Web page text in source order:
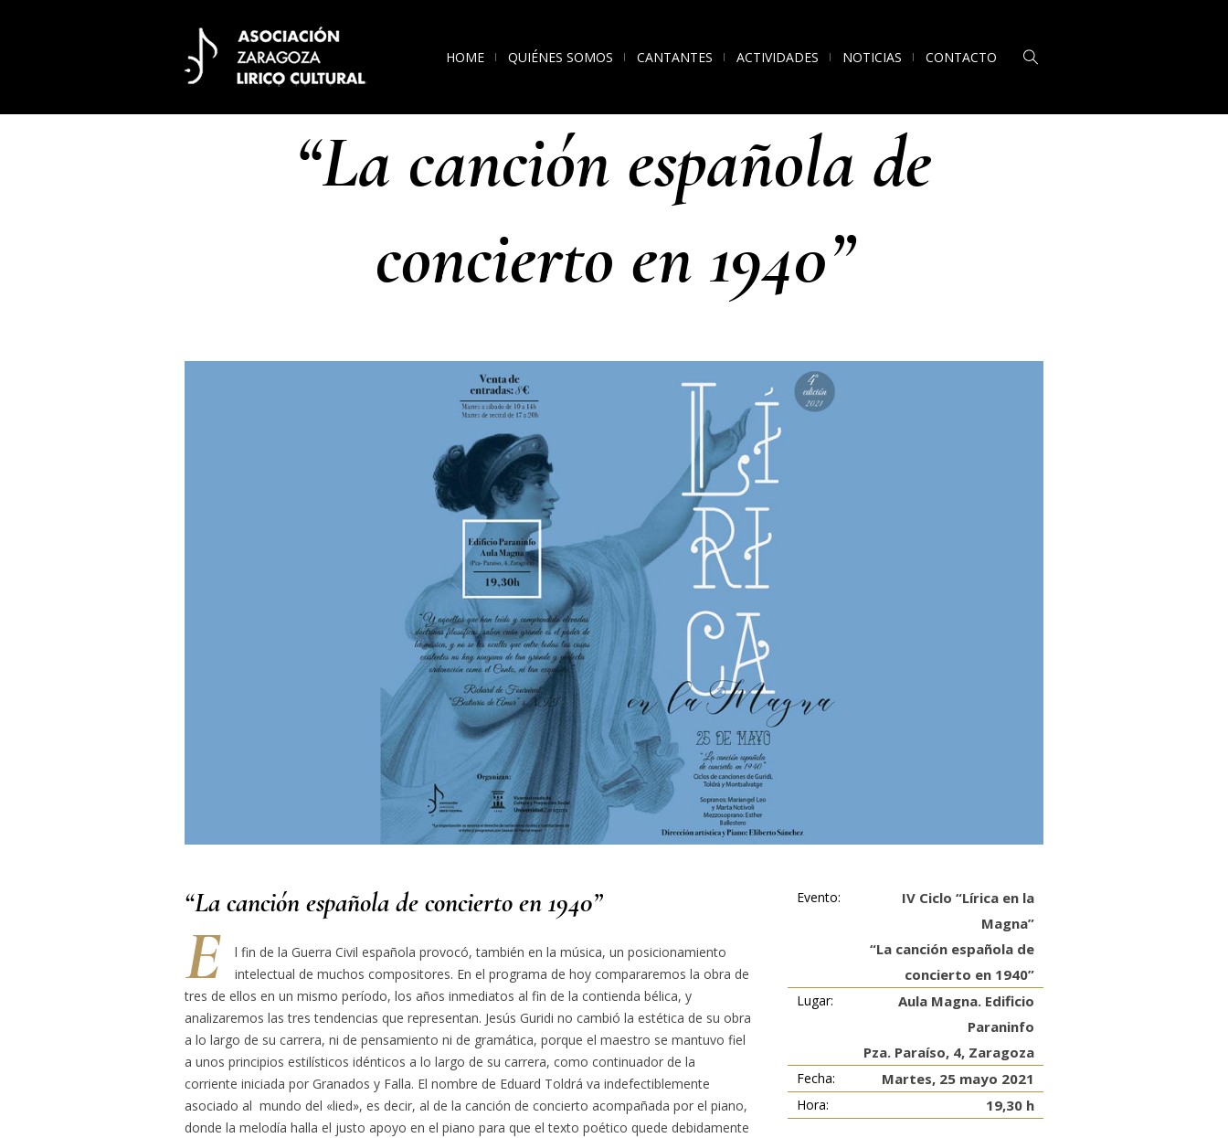
HOME QUIÉNES SOMOS CANTANTES ACTIVIDADES NOTICIAS CONTACTO
“La canción española de
concierto en 1940”
“La canción española de concierto en 1940”
E
l fin de la Guerra Civil española provocó, también en la música, un posicionamiento
intelectual de muchos compositores. En el programa de hoy compararemos la obra de
tres de ellos en un mismo período, los años inmediatos al fin de la contienda bélica, y
analizaremos las tres tendencias que representan. Jesús Guridi no cambió la estética de su obra
a lo largo de su carrera, ni de pensamiento ni de gramática, porque el maestro se mantuvo fiel
a unos principios estilísticos idénticos a lo largo de su carrera, como continuador de la
corriente iniciada por Granados y Falla. El nombre de Eduard Toldrá va indefectiblemente
asociado al mundo del «lied», es decir, al de la canción de concierto acompañada por el piano,
donde la melodía halla el justo apoyo en el piano para que el texto poético quede debidamente
Evento:
IV Ciclo “Lírica en la
Magna”
“La canción española de
concierto en 1940”
Lugar:
Aula Magna. Edificio
Paraninfo
Pza. Paraíso, 4, Zaragoza
Fecha: Martes, 25 mayo 2021
Hora: 19,30 h